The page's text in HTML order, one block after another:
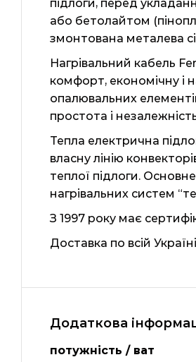
підлоги, перед
або бетолайтом
змонтована металева
Нагрівальний кабель
комфорт, економічну і
опалювальних
простота і
Тепла електрична
власну лінію
теплої підлоги.
нагрівальних систем
З 1997 року має
Доставка по всій
Додаткова
потужність / ват